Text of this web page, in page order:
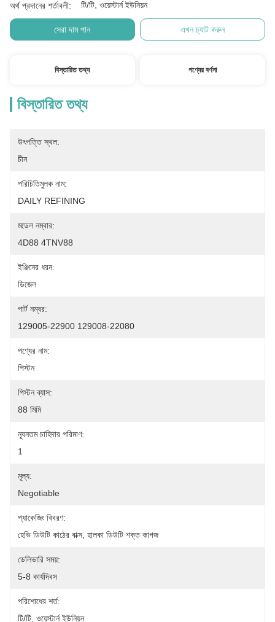
অর্থ প্রদানের শর্তাবলী: টি/টি, ওয়েস্টার্ন ইউনিয়ন
সেরা দাম পান এখন চ্যাট করুন
বিস্তারিত তথ্য পণ্যের বর্ণনা
বিস্তারিত তথ্য
উৎপত্তি স্থল:
চীন
পরিচিতিমুলক নাম:
DAILY REFINING
মডেল নম্বার:
4D88 4TNV88
ইঞ্জিনের ধরন:
ডিজেল
পার্ট নম্বর:
129005-22900 129008-22080
পণ্যের নাম:
পিস্টন
পিস্টন ব্যাস:
88 মিমি
ন্যূনতম চাহিদার পরিমাণ:
1
মূল্য:
Negotiable
প্যাকেজিং বিবরণ:
হেভি ডিউটি ​​কাঠের বাক্স, হালকা ডিউটি ​​শক্ত কাগজ
ডেলিভারি সময়:
5-8 কার্যদিবস
পরিশোধের শর্ত:
টি/টি, ওয়েস্টার্ন ইউনিয়ন